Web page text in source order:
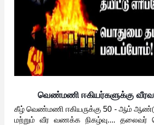
வெண்மணி ஈகியர்களுக்கு
கீழ் வெண்மணி ஈகியருக்கு 50 - ஆம்
மற்றும் வீர வணக்க நிகழ்வு.... தலைவர்